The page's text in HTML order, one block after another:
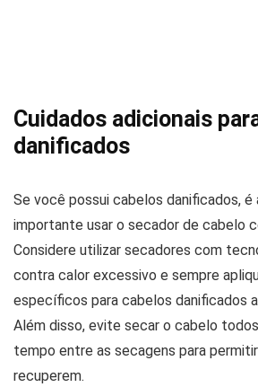
Cuidados adicionais
danificados
Se você possui cabelos danificados, é
importante usar o secador de cabelo
Considere utilizar secadores com
contra calor excessivo e sempre
específicos para cabelos danificados
Além disso, evite secar o cabelo
tempo entre as secagens para
recuperem.